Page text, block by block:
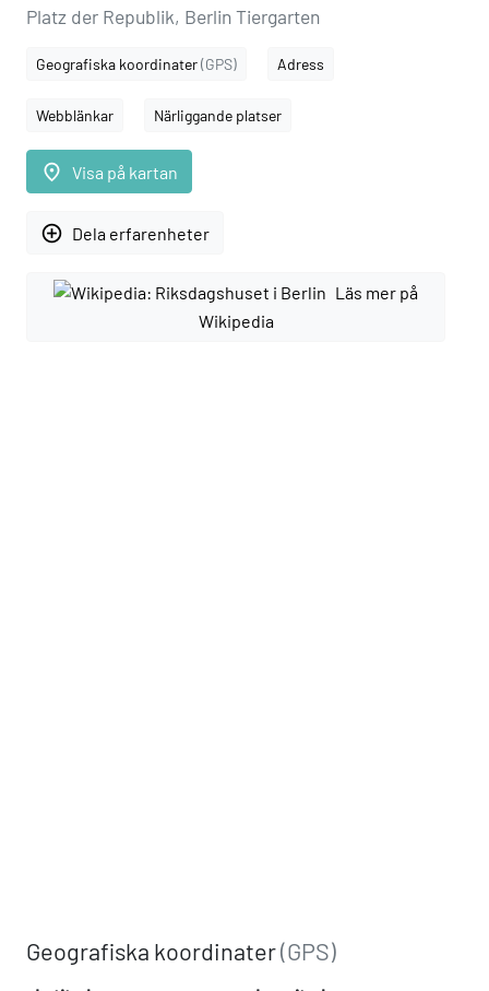
Platz der Republik, Berlin Tiergarten
Geografiska koordinater(GPS) Adress
Webblänkar Närliggande platser
place Visa på kartan
add_circle_outline Dela erfarenheter
Läs mer på
Wikipedia
Geografiska koordinater(GPS)